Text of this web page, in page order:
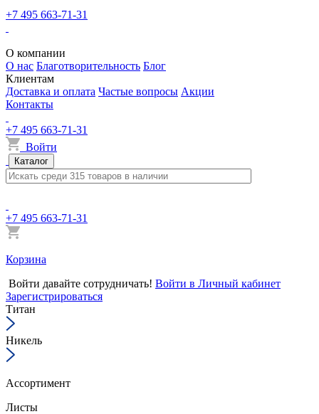
+7 495 663-71-31
О компании
О нас Благотворительность Блог
Клиентам
Доставка и оплата Частые вопросы Акции
Контакты
+7 495 663-71-31
Войти
Каталог
+7 495 663-71-31
Корзина
Войти давайте сотрудничать! Войти в Личный кабинет
Зарегистрироваться
Титан
Никель
Ассортимент
Листы